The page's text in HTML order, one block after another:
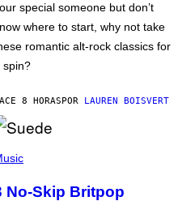
special someone but don’t
where to start, why not take
romantic alt-rock classics for
spin?
8 HORASPOR LAUREN BOISVERT
No-Skip Britpop